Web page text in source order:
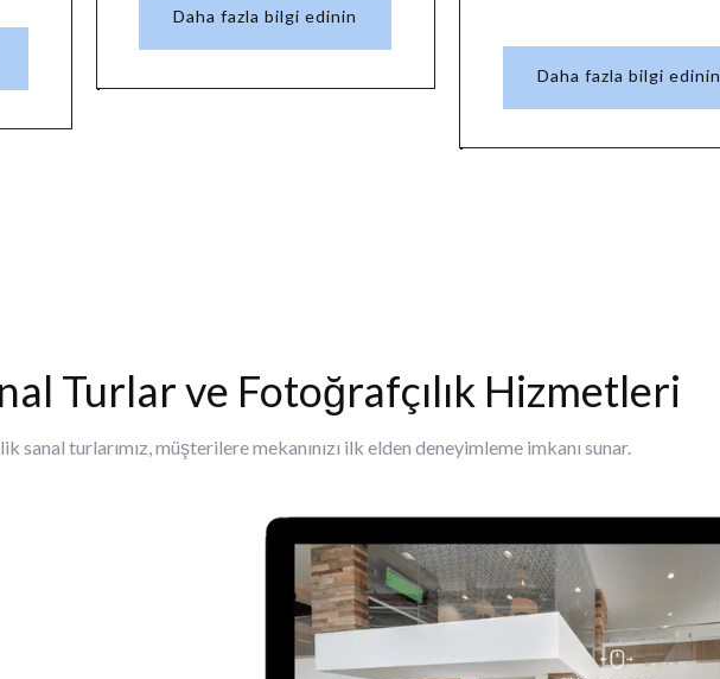
Daha fazla bilgi edinin
Daha fazla bilgi edinin
Turlar ve Fotoğrafçılık Hizmetleri
sanal turlarımız, müşterilere mekanınızı ilk elden deneyimleme imkanı sunar.